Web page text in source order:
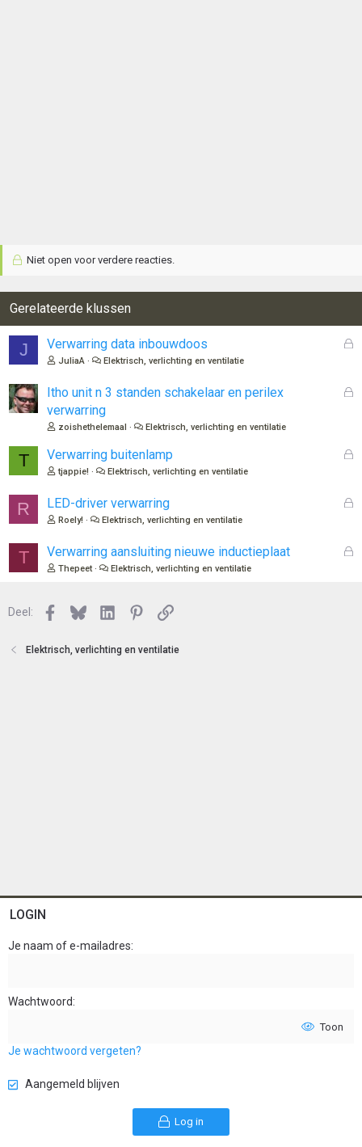
Niet open voor verdere reacties.
Gerelateerde klussen
J
G
Verwarring data inbouwdoos
JuliaA Elektrisch, verlichting en ventilatie
G
o
Itho unit n 3 standen schakelaar en perilex
verwarring
zoishethelemaal Elektrisch, verlichting en ventilatie
T
G
n
Verwarring buitenlamp
tjappie! Elektrisch, verlichting en ventilatie
R
G
LED-driver verwarring
Roely! Elektrisch, verlichting en ventilatie
T
G
Verwarring aansluiting nieuwe inductieplaat
Thepeet Elektrisch, verlichting en ventilatie
Deel: Facebook
BlueskyLinkedInPinterest
Link
Elektrisch, verlichting en ventilatie
LOGIN
Je naam of e-mailadres
Wachtwoord
Toon
Je wachtwoord vergeten?
Aangemeld blijven
Log in